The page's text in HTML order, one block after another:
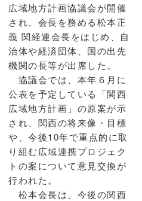
広域地方計画協議会が開催
され、会長を務める松本正
義 関経連会長をはじめ、自
治体や経済団体、国の出先
機関の長等が出席した。
協議会では、本年６月に
公表を予定している「関西
広域地方計画」の原案が示
され、関西の将来像・目標
や、今後10年で重点的に取
り組む広域連携プロジェク
トの案について意見交換が
行われた。
松本会長は、今後の関西